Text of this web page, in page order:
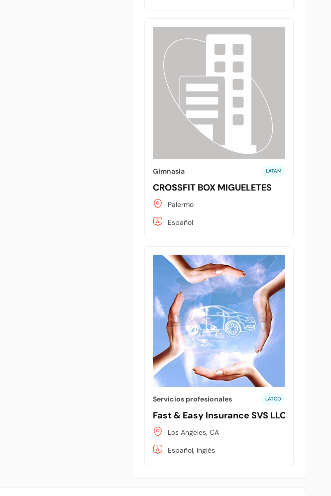
Gimnasia LATAM
CROSSFIT BOX MIGUELETES
Palermo
Español
Servicios profesionales LATCO
Fast & Easy Insurance SVS LLC
Los Angeles, CA
Español, Inglés